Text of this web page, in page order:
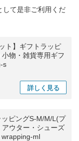
して是非ご利用くだ
ト】ギフトラッピ
物・雑貨専用ギフ
s
詳しく 見る
ッピングS-M/M/L(プ
ウター・シューズ
ml